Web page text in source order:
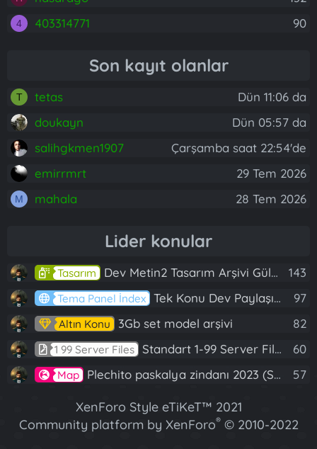
4 403314771 90
Son kayıt olanlar
T tetas
Dün 11:06 da
doukayn
Dün 05:57 da
salihgkmen1907
Çarşamba saat 22:54'de
emirrmrt
29 Tem 2026
M mahala 28 Tem 2026
Lider konular
Tasarım Dev Metin2 Tasarım Arşivi Güle Güle Kullanın 143
Tema Panel İndex Tek Konu Dev Paylaşım 10 Adet Server Tanıtım İndex 97
Altın Konu 3Gb set model arşivi 82
1 99 Server Files Standart 1-99 Server Files 60
Map Plechito paskalya zindanı 2023 (Spring Sanctuary dungeon) 57
XenForo Style eTiKeT™ 2021
Community platform by XenForo® © 2010-2022